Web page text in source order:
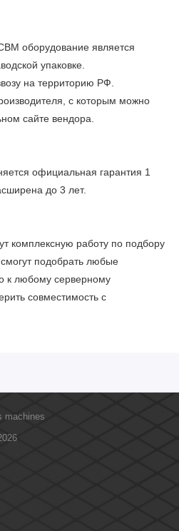
оборудование является
упаковке.
на территорию РФ.
с которым можно
сайте вендора.
официальная гарантия 1
до 3 лет.
комплексную работу по подбору
подобрать любые
к любому серверному
совместимость с
и проводим регулярное
machines